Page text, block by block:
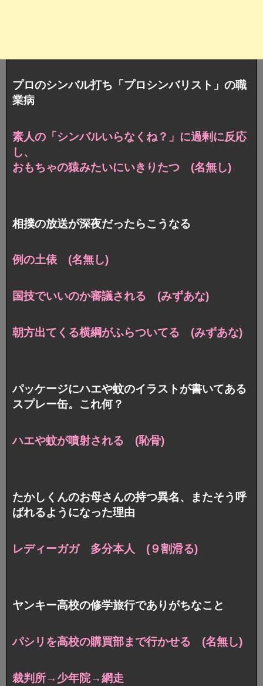
プロのシンバル打ち「プロシンバリスト」の職
業病
素人の「シンバルいらなくね？」に過剰に反応
し、
おもちゃの猿みたいにいきりたつ (名無し)
相撲の放送が深夜だったらこうなる
例の土俵 (名無し)
国技でいいのか審議される (みずあな)
朝方出てくる横綱がふらついてる (みずあな)
パッケージにハエや蚊のイラストが書いてある
スプレー缶。これ何？
ハエや蚊が噴射される (恥骨)
たかしくんのお母さんの持つ異名、またそう呼
ばれるようになった理由
レディーガガ 多分本人 (９割滑る)
ヤンキー高校の修学旅行でありがちなこと
パシリを高校の購買部まで行かせる (名無し)
裁判所→少年院→網走